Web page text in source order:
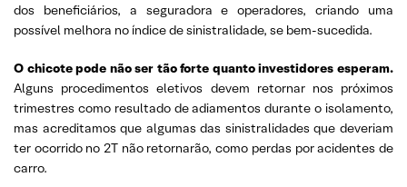
dos beneficiários, a seguradora e operadores, criando uma
possível melhora no índice de sinistralidade, se bem-sucedida.
O chicote pode não ser tão forte quanto investidores esperam.
Alguns procedimentos eletivos devem retornar nos próximos
trimestres como resultado de adiamentos durante o isolamento,
mas acreditamos que algumas das sinistralidades que deveriam
ter ocorrido no 2T não retornarão, como perdas por acidentes de
carro.